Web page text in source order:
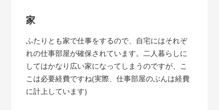
家
ふたりとも家で仕事をするので、自宅にはそれぞ
れの仕事部屋が確保されています。二人暮らしに
してはかなり広い家になってしまうのですが、こ
こは必要経費ですね(実際、仕事部屋のぶんは経費
に計上しています)